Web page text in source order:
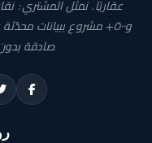
و٥٠٠+ مشروع ببيانات
صادقة